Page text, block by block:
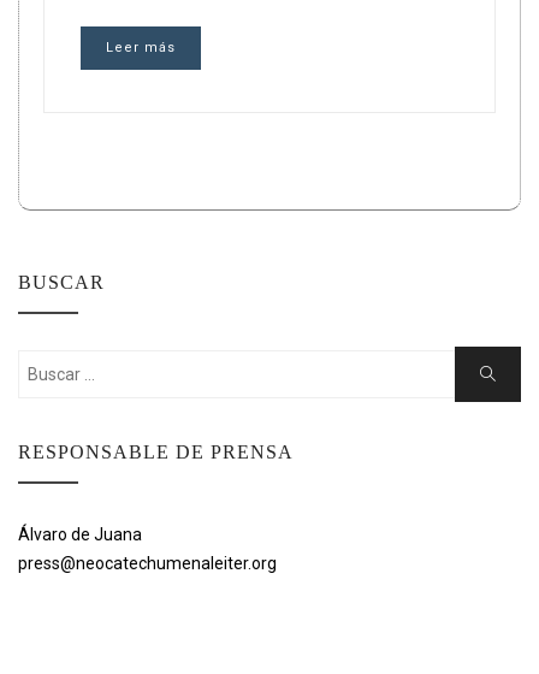
Leer más
BUSCAR
Buscar:
Buscar
RESPONSABLE DE PRENSA
Álvaro de Juana
press@neocatechumenaleiter.org